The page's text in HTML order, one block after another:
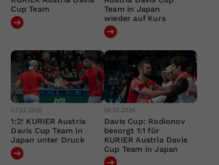
Cup Team
Team in Japan
wieder auf Kurs
07.02.2026
1:2! KURIER Austria
Davis Cup Team in
Japan unter Druck
06.02.2026
Davis Cup: Rodionov
besorgt 1:1 für
KURIER Austria Davis
Cup Team in Japan